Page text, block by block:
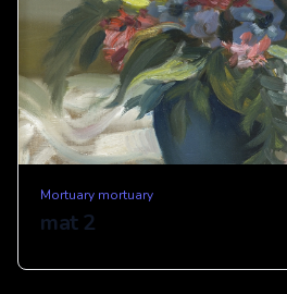
Mortuary mortuary
mat 2